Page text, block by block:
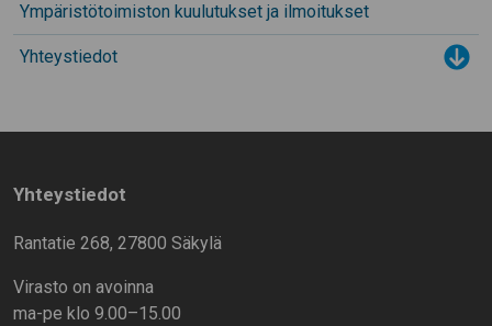
Ympäristötoimiston kuulutukset ja ilmoitukset
Yhteystiedot
Yhteystiedot
Rantatie 268, 27800 Säkylä
Virasto on avoinna
ma-pe klo 9.00–15.00